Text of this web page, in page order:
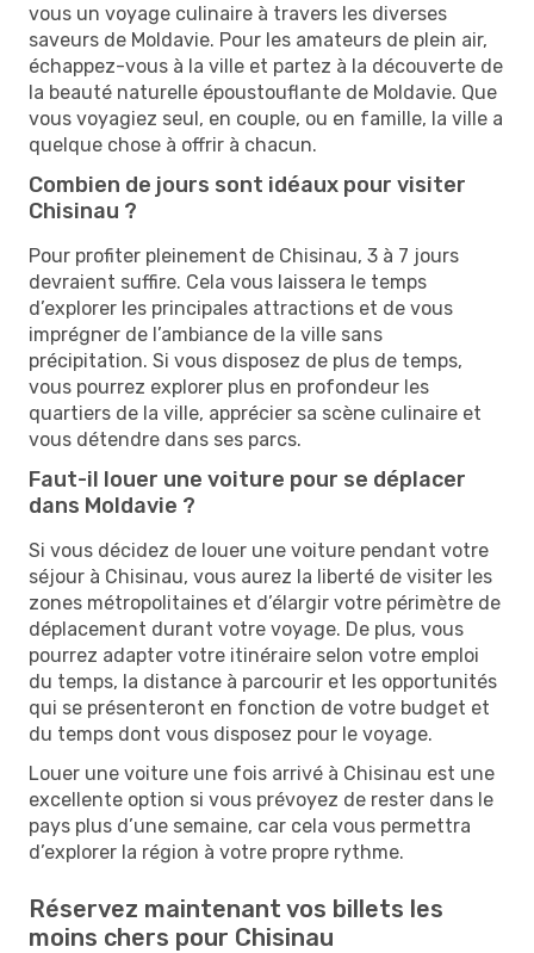
vous un voyage culinaire à travers les diverses
saveurs de Moldavie. Pour les amateurs de plein air,
échappez-vous à la ville et partez à la découverte de
la beauté naturelle époustouflante de Moldavie. Que
vous voyagiez seul, en couple, ou en famille, la ville a
quelque chose à offrir à chacun.
Combien de jours sont idéaux pour visiter
Chisinau ?
Pour profiter pleinement de Chisinau, 3 à 7 jours
devraient suffire. Cela vous laissera le temps
d’explorer les principales attractions et de vous
imprégner de l’ambiance de la ville sans
précipitation. Si vous disposez de plus de temps,
vous pourrez explorer plus en profondeur les
quartiers de la ville, apprécier sa scène culinaire et
vous détendre dans ses parcs.
Faut-il louer une voiture pour se déplacer
dans Moldavie ?
Si vous décidez de louer une voiture pendant votre
séjour à Chisinau, vous aurez la liberté de visiter les
zones métropolitaines et d’élargir votre périmètre de
déplacement durant votre voyage. De plus, vous
pourrez adapter votre itinéraire selon votre emploi
du temps, la distance à parcourir et les opportunités
qui se présenteront en fonction de votre budget et
du temps dont vous disposez pour le voyage.
Louer une voiture une fois arrivé à Chisinau est une
excellente option si vous prévoyez de rester dans le
pays plus d’une semaine, car cela vous permettra
d’explorer la région à votre propre rythme.
Réservez maintenant vos billets les
moins chers pour Chisinau